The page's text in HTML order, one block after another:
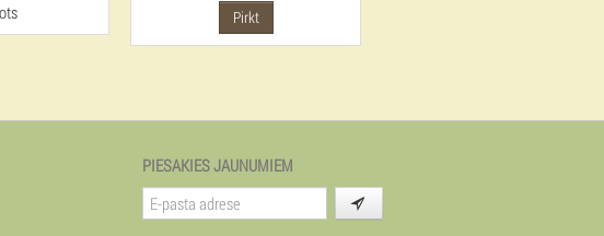
Pirkt
PIESAKIES JAUNUMIEM